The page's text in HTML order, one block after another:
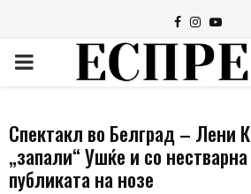
Facebook
Instagram
PRIMARY
Спектакл во Белград – Лени
„запали“ Ушќе и со нестварна
публиката на нозе